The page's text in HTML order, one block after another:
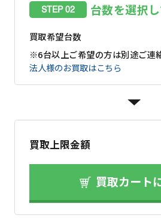
STEP 02 台数を選択
買取希望台数
※6台以上ご希望の方は別途ご連
法人様のお買取はこちら
買取上限金額
買取カート